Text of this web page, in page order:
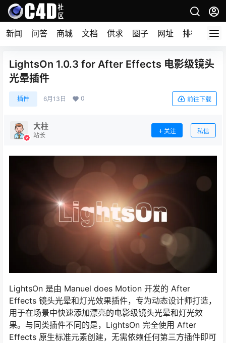
新闻 问答 商城 文档 供求 圈子 网址 排行榜
LightsOn 1.0.3 for After Effects 电影级镜头
光晕插件
插件 6月13日 0 前往下载
大柱
站长
关注 私信
LightsOn 是由 Manuel does Motion 开发的 After
Effects 镜头光晕和灯光效果插件，专为动态设计师打造，
用于在场景中快速添加漂亮的电影级镜头光晕和灯光效
果。与同类插件不同的是，LightsOn 完全使用 After
Effects 原生标准元素创建，无需依赖任何第三方插件即可